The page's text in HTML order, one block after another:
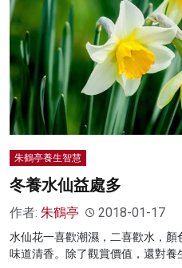
朱鶴亭養生智慧
冬養水仙益處多
作者: 朱鶴亭 2018-01-17
水仙花一喜歡潮濕，二喜歡水，顏
味道清香。除了觀賞價值，還對養